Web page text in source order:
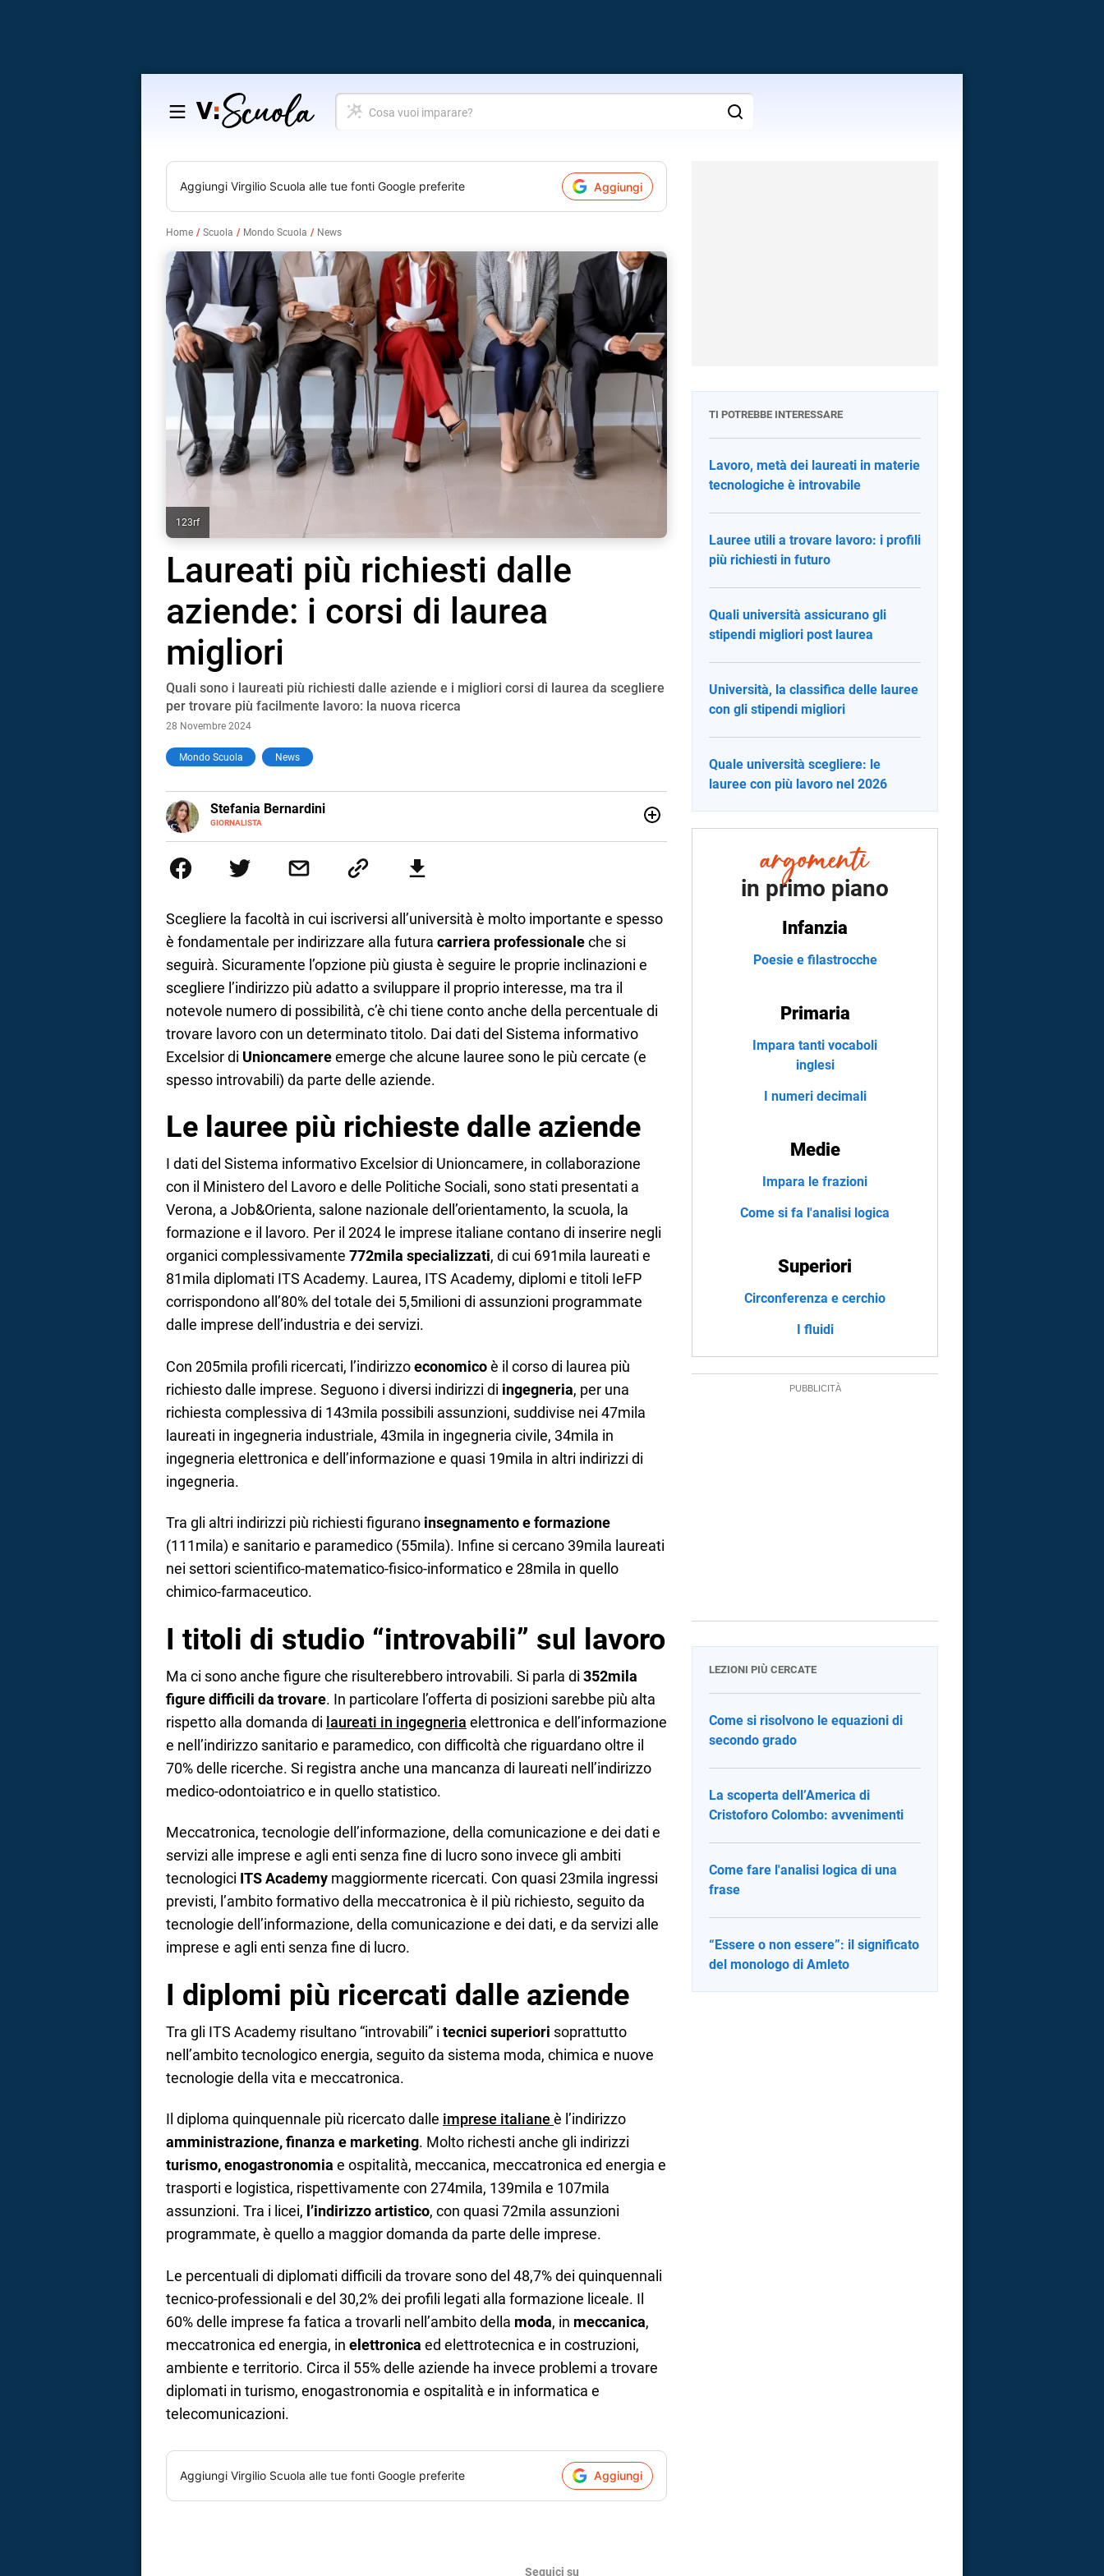
Salta
contenuto
Cosa
vuoi
Aggiungi Virgilio Scuola alle tue fonti Google preferite Aggiungi
Home Scuola Mondo Scuola News
123rf
Laureati più richiesti dalle
aziende: i corsi di laurea
migliori
Quali sono i laureati più richiesti dalle aziende e i migliori corsi di laurea da scegliere
per trovare più facilmente lavoro: la nuova ricerca
28 Novembre 2024
Mondo Scuola News
Stefania Bernardini
GIORNALISTA
E-
MAIL
esperienze nella redazione di testate giornalistiche online e Tv e lavora anche nell’ambito
social
Scegliere la facoltà in cui iscriversi all’università è molto importante e spesso
è fondamentale per indirizzare alla futura carriera professionaleche si
seguirà. Sicuramente l’opzione più giusta è seguire le proprie inclinazioni e
scegliere l’indirizzo più adatto a sviluppare il proprio interesse, ma tra il
notevole numero di possibilità, c’è chi tiene conto anche della percentuale di
trovare lavoro con un determinato titolo. Dai dati del Sistema informativo
Excelsior di Unioncamereemerge che alcune lauree sono le più cercate (e
spesso introvabili) da parte delle aziende.
Le lauree più richieste dalle aziende
I dati del Sistema informativo Excelsior di Unioncamere, in collaborazione
con il Ministero del Lavoro e delle Politiche Sociali, sono stati presentati a
Verona, a Job&Orienta, salone nazionale dell’orientamento, la scuola, la
formazione e il lavoro. Per il 2024 le imprese italiane contano di inserire negli
organici complessivamente 772mila specializzati, di cui 691mila laureati e
81mila diplomati ITS Academy. Laurea, ITS Academy, diplomi e titoli IeFP
corrispondono all’80% del totale dei 5,5milioni di assunzioni programmate
dalle imprese dell’industria e dei servizi.
Con 205mila profili ricercati, l’indirizzoeconomicoè il corso di laurea più
richiesto dalle imprese. Seguono i diversi indirizzi di ingegneria, per una
richiesta complessiva di 143mila possibili assunzioni, suddivise nei 47mila
laureati in ingegneria industriale, 43mila in ingegneria civile, 34mila in
ingegneria elettronica e dell’informazione e quasi 19mila in altri indirizzi di
ingegneria.
Tra gli altri indirizzi più richiesti figurano insegnamento e formazione
(111mila) e sanitario e paramedico (55mila). Infine si cercano 39mila laureati
nei settori scientifico-matematico-fisico-informatico e 28mila in quello
chimico-farmaceutico.
I titoli di studio “introvabili” sul lavoro
Ma ci sono anche figure che risulterebbero introvabili. Si parla di 352mila
figure difficili da trovare. In particolare l’offerta di posizioni sarebbe più alta
rispetto alla domanda di laureati in ingegneria elettronica e dell’informazione
e nell’indirizzo sanitario e paramedico, con difficoltà che riguardano oltre il
70% delle ricerche. Si registra anche una mancanza di laureati nell’indirizzo
medico-odontoiatrico e in quello statistico.
Meccatronica, tecnologie dell’informazione, della comunicazione e dei dati e
servizi alle imprese e agli enti senza fine di lucro sono invece gli ambiti
tecnologici ITS Academy maggiormente ricercati. Con quasi 23mila ingressi
previsti, l’ambito formativo della meccatronica è il più richiesto, seguito da
tecnologie dell’informazione, della comunicazione e dei dati, e da servizi alle
imprese e agli enti senza fine di lucro.
I diplomi più ricercati dalle aziende
Tra gli ITS Academy risultano “introvabili” i tecnici superiori soprattutto
nell’ambito tecnologico energia, seguito da sistema moda, chimica e nuove
tecnologie della vita e meccatronica.
Il diploma quinquennale più ricercato dalle imprese italiane è l’indirizzo
amministrazione, finanza e marketing. Molto richesti anche gli indirizzi
turismo, enogastronomia e ospitalità, meccanica, meccatronica ed energia e
trasporti e logistica, rispettivamente con 274mila, 139mila e 107mila
assunzioni. Tra i licei, l’indirizzo artistico, con quasi 72mila assunzioni
programmate, è quello a maggior domanda da parte delle imprese.
Le percentuali di diplomati difficili da trovare sono del 48,7% dei quinquennali
tecnico-professionali e del 30,2% dei profili legati alla formazione liceale. Il
60% delle imprese fa fatica a trovarli nell’ambito della moda, in meccanica,
meccatronica ed energia, in elettronica ed elettrotecnica e in costruzioni,
ambiente e territorio. Circa il 55% delle aziende ha invece problemi a trovare
diplomati in turismo, enogastronomia e ospitalità e in informatica e
telecomunicazioni.
Aggiungi Virgilio Scuola alle tue fonti Google preferite Aggiungi
TI POTREBBE INTERESSARE
Lavoro, metà dei laureati in materie
tecnologiche è introvabile
Lauree utili a trovare lavoro: i profili
più richiesti in futuro
Quali università assicurano gli
stipendi migliori post laurea
Università, la classifica delle lauree
con gli stipendi migliori
Quale università scegliere: le
lauree con più lavoro nel 2026
in primo piano
Infanzia
Poesie e filastrocche
Primaria
Impara tanti vocaboli
inglesi
I numeri decimali
Medie
Impara le frazioni
Come si fa l'analisi logica
Superiori
Circonferenza e cerchio
I fluidi
LEZIONI PIÙ CERCATE
Come si risolvono le equazioni di
secondo grado
La scoperta dell’America di
Cristoforo Colombo: avvenimenti
Come fare l'analisi logica di una
frase
“Essere o non essere”: il significato
del monologo di Amleto
Seguici su